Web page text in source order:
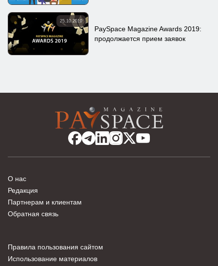
25.10.2019
PaySpace Magazine Awards 2019:
продолжается прием заявок
О нас
Редакция
Партнерам и клиентам
Обратная связь
Правила пользования сайтом
Использование материалов